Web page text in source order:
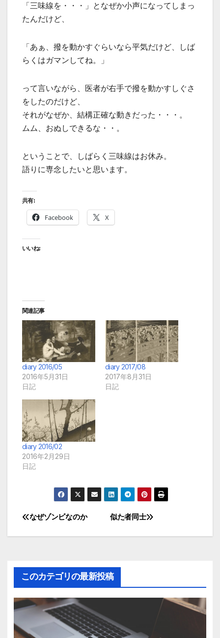
「三味線を・・・」となぜか小声になってしまっ
たんだけど、
「あぁ、撥を動かすぐらいなら平気だけど、しば
らくはガマンしてね。」
って言いながら、医者が右手で撥を動かすしぐさ
をしたのだけど、
それがなぜか、結構正確な動きだった・・・。
ムム、おぬしできるな・・。
ということで、しばらく三味線はお休み。
語りに専念したいと思います。
共有:
Facebook X
いいね:
関連記事
diary 2016/05
2016年5月31日
日記
diary 2017/08
2017年8月31日
日記
diary 2016/02
2016年2月29日
日記
投
稿
ナ
ビ
ゲ
ー
似た者同士
なぜゾンビなのか
このカテゴリの最新投稿